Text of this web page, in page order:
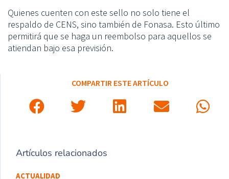
Quienes cuenten con este sello no solo tiene el
respaldo de CENS, sino también de Fonasa. Esto último
permitirá que se haga un reembolso para aquellos se
atiendan bajo esa previsión.
COMPARTIR ESTE ARTÍCULO
Artículos relacionados
ACTUALIDAD